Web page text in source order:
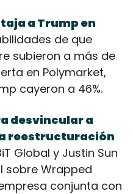
a Trump en
de que
subieron a más de
en Polymarket,
cayeron a 46%.
desvincular a
reestructuración
Global y Justin Sun
sobre Wrapped
conjunta con